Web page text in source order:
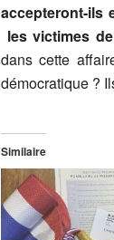
accepteront-ils
les victimes
dans cette
démocratique ?
Similaire